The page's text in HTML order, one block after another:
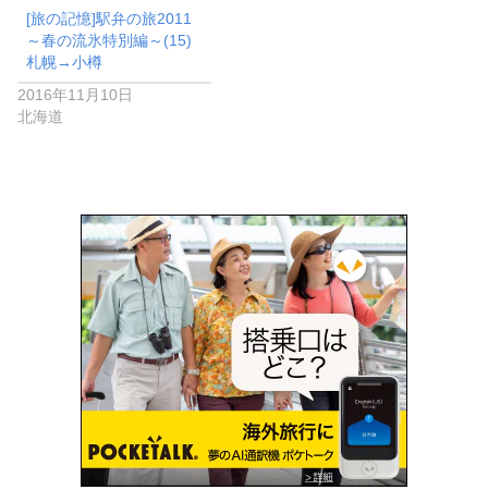
[旅の記憶]駅弁の旅2011
～春の流氷特別編～(15)
札幌→小樽
2016年11月10日
北海道